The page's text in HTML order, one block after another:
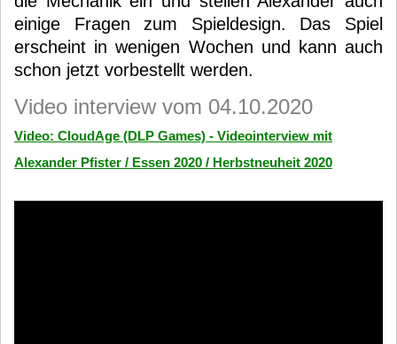
einige Fragen zum Spieldesign. Das Spiel
erscheint in wenigen Wochen und kann auch
schon jetzt vorbestellt werden.
Video interview vom 04.10.2020
Video: CloudAge (DLP Games) - Videointerview mit
Alexander Pfister / Essen 2020 / Herbstneuheit 2020